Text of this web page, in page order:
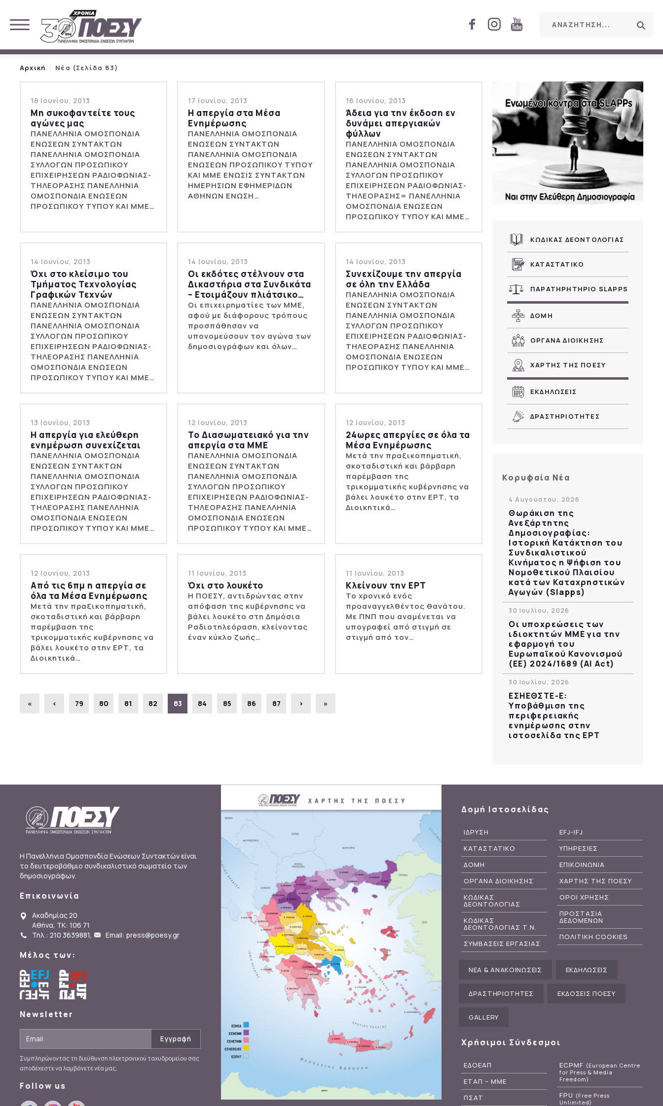
Αρχική Νέα (Σελίδα 83)
18 Ιουνίου, 2013
Μη συκοφαντείτε τους
αγώνες μας
ΠΑΝΕΛΛΗΝΙΑ ΟΜΟΣΠΟΝΔΙΑ
ΕΝΩΣΕΩΝ ΣΥΝΤΑΚΤΩΝ
ΠΑΝΕΛΛΗΝΙΑ ΟΜΟΣΠΟΝΔΙΑ
ΣΥΛΛΟΓΩΝ ΠΡΟΣΩΠΙΚΟΥ
ΕΠΙΧΕΙΡΗΣΕΩΝ ΡΑΔΙΟΦΩΝΙΑΣ-
ΤΗΛΕΟΡΑΣΗΣ ΠΑΝΕΛΛΗΝΙΑ
ΟΜΟΣΠΟΝΔΙΑ ΕΝΩΣΕΩΝ
ΠΡΟΣΩΠΙΚΟΥ ΤΥΠΟΥ ΚΑΙ ΜΜΕ…
17 Ιουνίου, 2013
Η απεργία στα Μέσα
Ενημέρωσης
ΠΑΝΕΛΛΗΝΙΑ ΟΜΟΣΠΟΝΔΙΑ
ΕΝΩΣΕΩΝ ΣΥΝΤΑΚΤΩΝ
ΠΑΝΕΛΛΗΝΙΑ ΟΜΟΣΠΟΝΔΙΑ
ΕΝΩΣΕΩΝ ΠΡΟΣΩΠΙΚΟΥ ΤΥΠΟΥ
ΚΑΙ ΜΜΕ ΕΝΩΣΙΣ ΣΥΝΤΑΚΤΩΝ
ΗΜΕΡΗΣΙΩΝ ΕΦΗΜΕΡΙΔΩΝ
ΑΘΗΝΩΝ ΕΝΩΣΗ…
16 Ιουνίου, 2013
Άδεια για την έκδοση εν
δυνάμει απεργιακών
φύλλων
ΠΑΝΕΛΛΗΝΙΑ ΟΜΟΣΠΟΝΔΙΑ
ΕΝΩΣΕΩΝ ΣΥΝΤΑΚΤΩΝ
ΠΑΝΕΛΛΗΝΙΑ ΟΜΟΣΠΟΝΔΙΑ
ΣΥΛΛΟΓΩΝ ΠΡΟΣΩΠΙΚΟΥ
ΕΠΙΧΕΙΡΗΣΕΩΝ ΡΑΔΙΟΦΩΝΙΑΣ-
ΤΗΛΕΟΡΑΣΗΣ= ΠΑΝΕΛΛΗΝΙΑ
ΟΜΟΣΠΟΝΔΙΑ ΕΝΩΣΕΩΝ
ΠΡΟΣΩΠΙΚΟΥ ΤΥΠΟΥ ΚΑΙ ΜΜΕ…
14 Ιουνίου, 2013
Όχι στο κλείσιμο του
Τμήματος Τεχνολογίας
Γραφικών Τεχνών
ΠΑΝΕΛΛΗΝΙΑ ΟΜΟΣΠΟΝΔΙΑ
ΕΝΩΣΕΩΝ ΣΥΝΤΑΚΤΩΝ
ΠΑΝΕΛΛΗΝΙΑ ΟΜΟΣΠΟΝΔΙΑ
ΣΥΛΛΟΓΩΝ ΠΡΟΣΩΠΙΚΟΥ
ΕΠΙΧΕΙΡΗΣΕΩΝ ΡΑΔΙΟΦΩΝΙΑΣ-
ΤΗΛΕΟΡΑΣΗΣ ΠΑΝΕΛΛΗΝΙΑ
ΟΜΟΣΠΟΝΔΙΑ ΕΝΩΣΕΩΝ
ΠΡΟΣΩΠΙΚΟΥ ΤΥΠΟΥ ΚΑΙ ΜΜΕ…
14 Ιουνίου, 2013
Οι εκδότες στέλνουν στα
Δικαστήρια στα Συνδικάτα
– Ετοιμάζουν πλιάτσικο…
Οι επιχειρηματίες των ΜΜΕ,
αφού με διάφορους τρόπους
προσπάθησαν να
υπονομεύσουν τον αγώνα των
δημοσιογράφων και όλων…
14 Ιουνίου, 2013
Συνεχίζουμε την απεργία
σε όλη την Eλλάδα
ΠΑΝΕΛΛΗΝΙΑ ΟΜΟΣΠΟΝΔΙΑ
ΕΝΩΣΕΩΝ ΣΥΝΤΑΚΤΩΝ
ΠΑΝΕΛΛΗΝΙΑ ΟΜΟΣΠΟΝΔΙΑ
ΣΥΛΛΟΓΩΝ ΠΡΟΣΩΠΙΚΟΥ
ΕΠΙΧΕΙΡΗΣΕΩΝ ΡΑΔΙΟΦΩΝΙΑΣ-
ΤΗΛΕΟΡΑΣΗΣ ΠΑΝΕΛΛΗΝΙΑ
ΟΜΟΣΠΟΝΔΙΑ ΕΝΩΣΕΩΝ
ΠΡΟΣΩΠΙΚΟΥ ΤΥΠΟΥ ΚΑΙ ΜΜΕ…
13 Ιουνίου, 2013
Η απεργία για ελεύθερη
ενημέρωση συνεχίζεται
ΠΑΝΕΛΛΗΝΙΑ ΟΜΟΣΠΟΝΔΙΑ
ΕΝΩΣΕΩΝ ΣΥΝΤΑΚΤΩΝ
ΠΑΝΕΛΛΗΝΙΑ ΟΜΟΣΠΟΝΔΙΑ
ΣΥΛΛΟΓΩΝ ΠΡΟΣΩΠΙΚΟΥ
ΕΠΙΧΕΙΡΗΣΕΩΝ ΡΑΔΙΟΦΩΝΙΑΣ-
ΤΗΛΕΟΡΑΣΗΣ ΠΑΝΕΛΛΗΝΙΑ
ΟΜΟΣΠΟΝΔΙΑ ΕΝΩΣΕΩΝ
ΠΡΟΣΩΠΙΚΟΥ ΤΥΠΟΥ ΚΑΙ ΜΜΕ…
12 Ιουνίου, 2013
Το Διασωματειακό για την
απεργία στα ΜΜΕ
ΠΑΝΕΛΛΗΝΙΑ ΟΜΟΣΠΟΝΔΙΑ
ΕΝΩΣΕΩΝ ΣΥΝΤΑΚΤΩΝ
ΠΑΝΕΛΛΗΝΙΑ ΟΜΟΣΠΟΝΔΙΑ
ΣΥΛΛΟΓΩΝ ΠΡΟΣΩΠΙΚΟΥ
ΕΠΙΧΕΙΡΗΣΕΩΝ ΡΑΔΙΟΦΩΝΙΑΣ-
ΤΗΛΕΟΡΑΣΗΣ ΠΑΝΕΛΛΗΝΙΑ
ΟΜΟΣΠΟΝΔΙΑ ΕΝΩΣΕΩΝ
ΠΡΟΣΩΠΙΚΟΥ ΤΥΠΟΥ ΚΑΙ ΜΜΕ…
12 Ιουνίου, 2013
24ωρες απεργίες σε όλα τα
Μέσα Ενημέρωσης
Μετά την πραξικοπηματική,
σκοταδιστική και βάρβαρη
παρέμβαση της
τρικομματικής κυβέρνησης να
βάλει λουκέτο στην ΕΡΤ, τα
Διοικητικά…
12 Ιουνίου, 2013
Από τις 6πμ η απεργία σε
όλα τα Μέσα Ενημέρωσης
Μετά την πραξικοπηματική,
σκοταδιστική και βάρβαρη
παρέμβαση της
τρικομματικής κυβέρνησης να
βάλει λουκέτο στην ΕΡΤ, τα
Διοικητικά…
11 Ιουνίου, 2013
Όχι στο λουκέτο
Η ΠΟΕΣΥ, αντιδρώντας στην
απόφαση της κυβέρνησης να
βάλει λουκέτο στη Δημόσια
Ραδιοτηλεόραση, κλείνοντας
έναν κύκλο ζωής…
11 Ιουνίου, 2013
Κλείνουν την ΕΡΤ
Το χρονικό ενός
προαναγγελθέντος θανάτου.
Με ΠΝΠ που αναμένεται να
υπογραφεί από στιγμή σε
στιγμή από τον…
« ‹ 79 80 81 82 83 84 85 86 87 › »
ΚΩΔΙΚΑΣ ΔΕΟΝΤΟΛΟΓΙΑΣ
ΚΑΤΑΣΤΑΤΙΚΟ
ΠΑΡΑΤΗΡΗΤΗΡΙΟ SLAPPS
ΔΟΜΗ
ΟΡΓΑΝΑ ΔΙΟΙΚΗΣΗΣ
ΧΑΡΤΗΣ ΤΗΣ ΠΟΕΣΥ
ΕΚΔΗΛΩΣΕΙΣ
ΔΡΑΣΤΗΡΙΟΤΗΤΕΣ
Κορυφαία Νέα
4 Αυγούστου, 2026
Θωράκιση της
Ανεξάρτητης
Δημοσιογραφίας:
Ιστορική Κατάκτηση του
Συνδικαλιστικού
Κινήματος η Ψήφιση του
Νομοθετικού Πλαισίου
κατά των Καταχρηστικών
Αγωγών (Slapps)
30 Ιουλίου, 2026
Οι υποχρεώσεις των
ιδιοκτητών ΜΜΕ για την
εφαρμογή του
Ευρωπαϊκού Κανονισμού
(ΕΕ) 2024/1689 (AI Act)
30 Ιουλίου, 2026
ΕΣΗΕΘΣΤΕ-Ε:
Υποβάθμιση της
περιφερειακής
ενημέρωσης στην
ιστοσελίδα της ΕΡΤ
Η Πανελλήνια Ομοσπονδία Ενώσεων Συντακτών είναι
το δευτεροβάθμιο συνδικαλιστικό σωματείο των
δημοσιογράφων.
Επικοινωνία
Ακαδημίας 20
Αθήνα, ΤΚ: 106 71
Τηλ.: 210 3639881, Email: press@poesy.gr
Μέλος των:
Newsletter
Συμπληρώνοντας τη διεύθυνση ηλεκτρονικού ταχυδρομείου σας
αποδέχεστε να λαμβάνετε νέα μας.
Follow us
Δομή Ιστοσελίδας
ΙΔΡΥΣΗ
ΚΑΤΑΣΤΑΤΙΚΟ
ΔΟΜΗ
ΟΡΓΑΝΑ ΔΙΟΙΚΗΣΗΣ
ΚΩΔΙΚΑΣ
ΔΕΟΝΤΟΛΟΓΙΑΣ
ΚΩΔΙΚΑΣ
ΔΕΟΝΤΟΛΟΓΙΑΣ Τ.Ν.
ΣΥΜΒΑΣΕΙΣ ΕΡΓΑΣΙΑΣ
EFJ-IFJ
ΥΠΗΡΕΣΙΕΣ
ΕΠΙΚΟΙΝΩΝΙΑ
ΧΑΡΤΗΣ ΤΗΣ ΠΟΕΣΥ
ΟΡΟΙ ΧΡΗΣΗΣ
ΠΡΟΣΤΑΣΙΑ
ΔΕΔΟΜΕΝΩΝ
ΠΟΛΙΤΙΚΗ COOKIES
ΝΕΑ & ΑΝΑΚΟΙΝΩΣΕΙΣ ΕΚΔΗΛΩΣΕΙΣ
ΔΡΑΣΤΗΡΙΟΤΗΤΕΣ ΕΚΔΟΣΕΙΣ ΠΟΕΣΥ
GALLERY
Χρήσιμοι Σύνδεσμοι
ΕΔΟΕΑΠ
ΕΤΑΠ – ΜΜΕ
ΠΣΑΤ
ECPMF (European Centre
for Press & Media
Freedom)
FPU (Free Press
Unlimited)